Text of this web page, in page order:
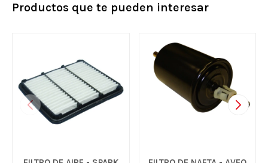
Productos que te pueden interesar